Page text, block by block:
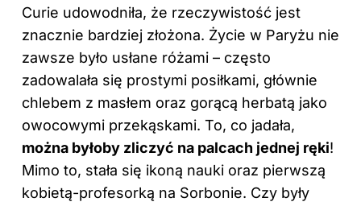
Curie udowodniła, że rzeczywistość jest
znacznie bardziej złożona. Życie w Paryżu nie
zawsze było usłane różami – często
zadowalała się prostymi posiłkami, głównie
chlebem z masłem oraz gorącą herbatą jako
owocowymi przekąskami. To, co jadała,
można byłoby zliczyć na palcach jednej ręki!
Mimo to, stała się ikoną nauki oraz pierwszą
kobietą-profesorką na Sorbonie. Czy były